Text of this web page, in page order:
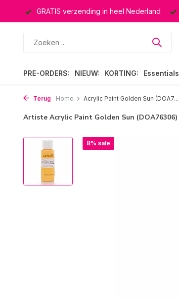
GRATIS verzending in heel Nederland
PRE-ORDERS: NIEUW: KORTING: Essentials
Terug Home Acrylic Paint Golden Sun (DOA7...
Artiste Acrylic Paint Golden Sun (DOA76306)
8% sale